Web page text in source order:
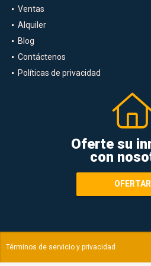
Ventas
Alquiler
Blog
Contáctenos
Políticas de privacidad
Oferte su
con
OFERTAR
Términos de servicio y privacidad